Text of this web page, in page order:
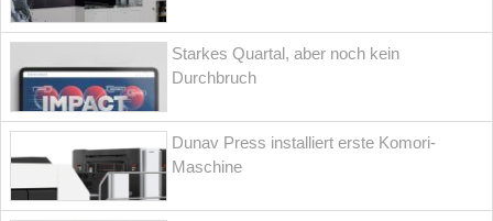
Starkes Quartal, aber noch kein
Durchbruch
Dunav Press installiert erste Komori-
Maschine